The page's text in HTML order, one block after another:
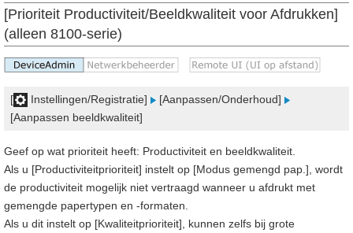
[Prioriteit Productiviteit/Beeldkwaliteit voor Afdrukken]
(alleen 8100-serie)
[ Instellingen/Registratie]
[Aanpassen/Onderhoud]
[Aanpassen beeldkwaliteit]
Geef op wat prioriteit heeft: Productiviteit en beeldkwaliteit.
Als u [Productiviteitprioriteit] instelt op [Modus gemengd pap.], wordt
de productiviteit mogelijk niet vertraagd wanneer u afdrukt met
gemengde papertypen en -formaten.
Als u dit instelt op [Kwaliteitprioriteit], kunnen zelfs bij grote